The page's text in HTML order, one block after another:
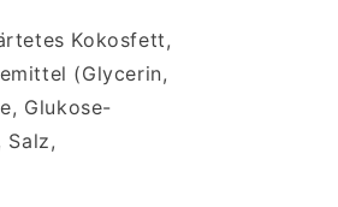
Kokosfett,
(Glycerin,
Glukose-
Salz,